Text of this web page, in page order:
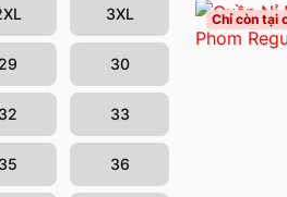
3XL
29 30
32 33
35 36
Chỉ còn tại